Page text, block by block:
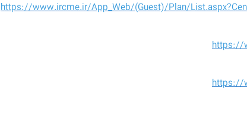
https://www.ircme.ir/App_Web/(Guest)/Plan/
https://
https://